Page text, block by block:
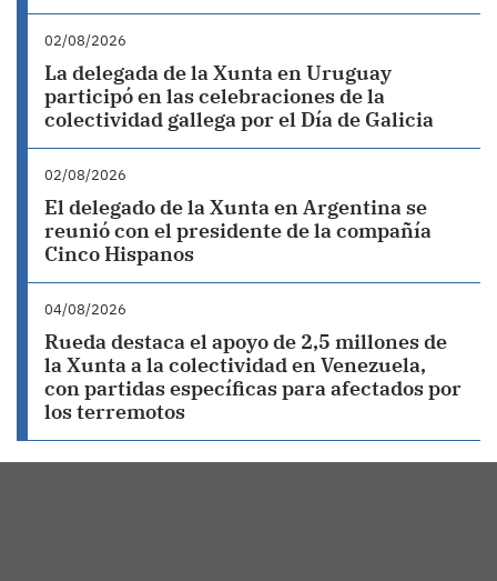
02/08/2026
La delegada de la Xunta en Uruguay
participó en las celebraciones de la
colectividad gallega por el Día de Galicia
02/08/2026
El delegado de la Xunta en Argentina se
reunió con el presidente de la compañía
Cinco Hispanos
04/08/2026
Rueda destaca el apoyo de 2,5 millones de
la Xunta a la colectividad en Venezuela,
con partidas específicas para afectados por
los terremotos